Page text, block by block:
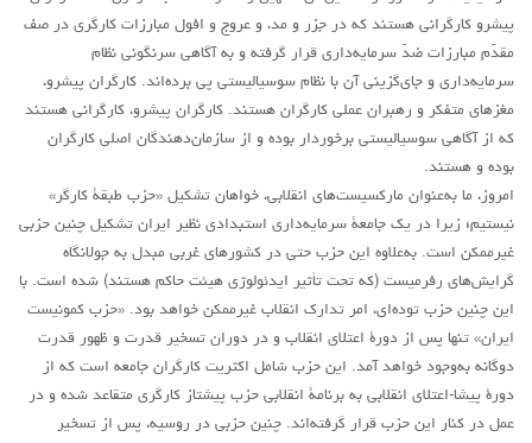
پیشرو کارگرانی هستند که در جزر و مد، و عروج و افول مبارزات کارگری در صف
مقدّم مبارزات ضدّ سرمایه‌داری قرار گرفته و به آگاهی سرنگونی نظام
سرمایه‌داری و جای‌گزینی آن با نظام سوسیالیستی پی برده‌اند. کارگران پیشرو،
مغزهای متفکر و رهبران عملی کارگران هستند. کارگران پیشرو، کارگرانی هستند
که از آگاهی سوسیالیستی برخوردار بوده و از سازمان‌دهندگان اصلی کارگران
بوده و هستند.
امروز، ما به‌عنوان مارکسیست‌های انقلابی، خواهان تشکیل «حزب طبقۀ کارگر»
نیستیم؛ زیرا در یک جامعۀ سرمایه‌داری استبدادی نظیر ایران تشکیل چنین حزبی
غیرممکن است. به‌علاوه این حزب حتی در کشورهای غربی مبدل به جولانگاه
گرایش‌های رفرمیست (که تحت تأثیر ایدئولوژی هیئت حاکم هستند) شده است. با
این چنین حزب توده‌ای، امر تدارک انقلاب غیرممکن خواهد بود. «حزب کمونیست
ایران» تنها پس از دورۀ اعتلای انقلاب و در دوران تسخیر قدرت و ظهور قدرت
دوگانه به‌وجود خواهد آمد. این حزب شامل اکثریت کارگران جامعه است که از
دورۀ پیشا-اعتلای انقلابی به برنامۀ انقلابی حزب پیشتاز کارگری متقاعد شده و در
عمل در کنار این حزب قرار گرفته‌اند. چنین حزبی در روسیه، پس از تسخیر